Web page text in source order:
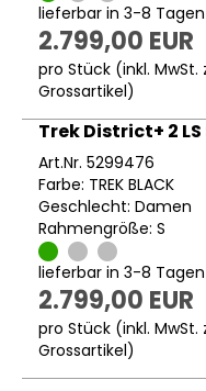
lieferbar in 3-8 Tagen
2.799,00 EUR
pro Stück (inkl. MwSt.
Grossartikel)
Trek District+ 2
Art.Nr. 5299476
Farbe: TREK BLACK
Geschlecht: Damen
Rahmengröße: S
lieferbar in 3-8 Tagen
2.799,00 EUR
pro Stück (inkl. MwSt.
Grossartikel)